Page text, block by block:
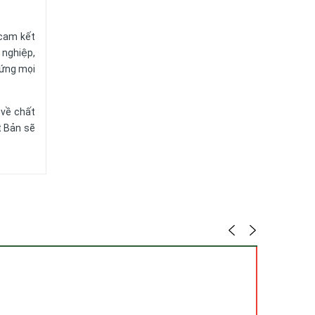
kết
mọi
chất
sẽ